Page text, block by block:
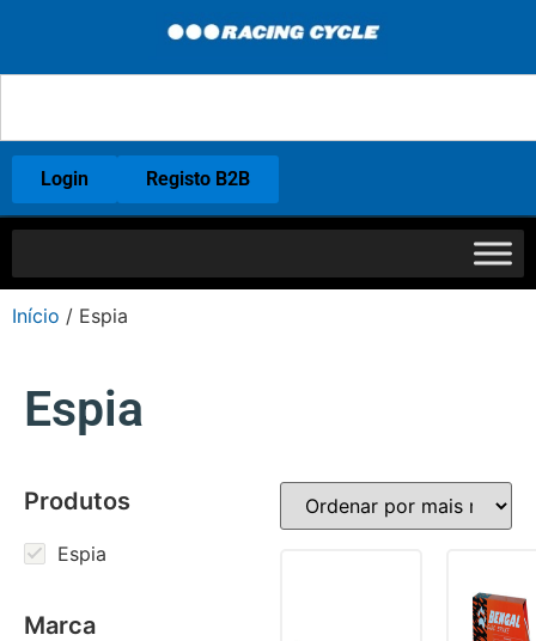
Login Registo B2B
Início / Espia
Espia
Produtos
Espia
Marca